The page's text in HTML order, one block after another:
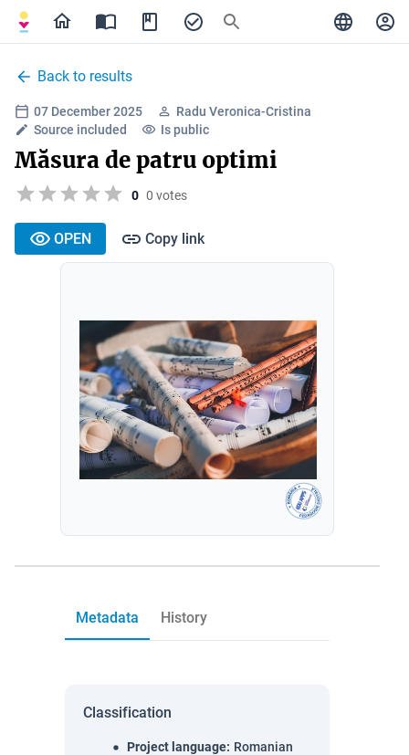
Back to results
07 December 2025
Radu Veronica-Cristina
Source included
Is public
Măsura de patru optimi
0 0 votes
OPEN Copy link
Metadata History
Classification
Project language: Romanian